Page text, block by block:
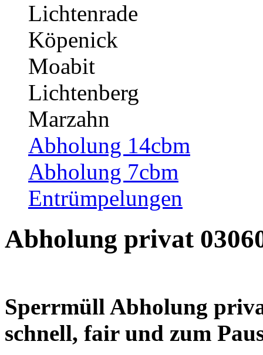
Lichtenrade
Köpenick
Moabit
Lichtenberg
Marzahn
Abholung 14cbm
Abholung 7cbm
Entrümpelungen
Abholung privat
Sperrmüll Abholung
schnell, fair und zum